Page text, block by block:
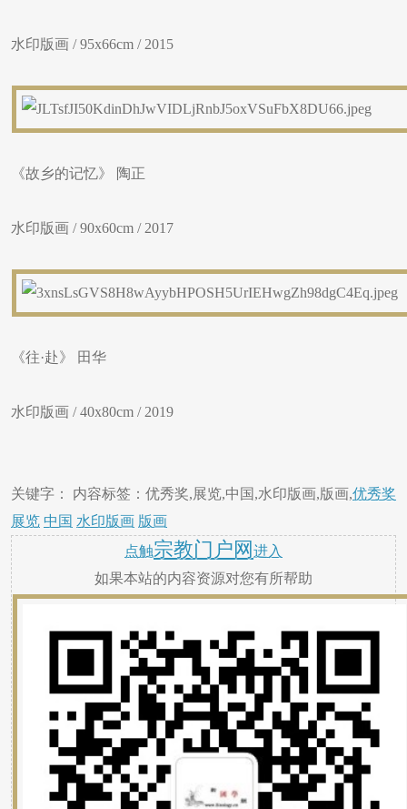
水印版画 / 95x66cm / 2015
《故乡的记忆》 陶正
水印版画 / 90x60cm / 2017
​《往·赴》 田华
水印版画 / 40x80cm / 2019
关键字： 内容标签：优秀奖,展览,中国,水印版画,版画,优秀奖
展览 中国 水印版画 版画
点触宗教门户网 进入
如果本站的内容资源对您有所帮助